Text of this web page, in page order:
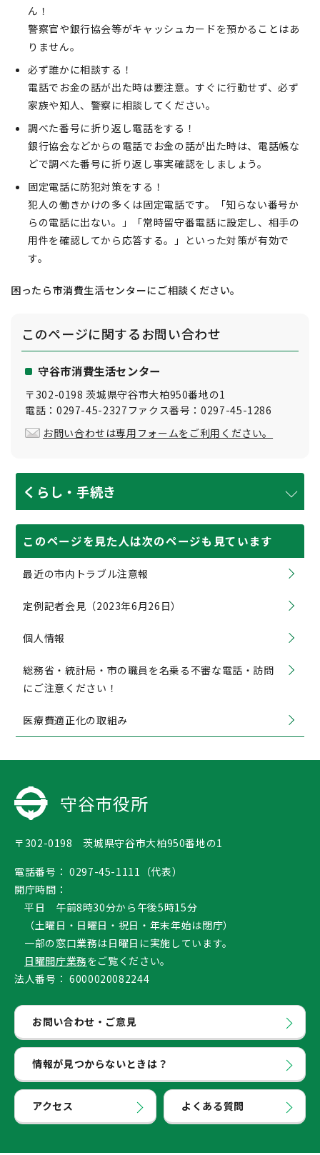
ん！
警察官や銀行協会等がキャッシュカードを預かることはあ
りません。
必ず誰かに相談する！
電話でお金の話が出た時は要注意。すぐに行動せず、必ず
家族や知人、警察に相談してください。
調べた番号に折り返し電話をする！
銀行協会などからの電話でお金の話が出た時は、電話帳な
どで調べた番号に折り返し事実確認をしましょう。
固定電話に防犯対策をする！
犯人の働きかけの多くは固定電話です。「知らない番号か
らの電話に出ない。」「常時留守番電話に設定し、相手の
用件を確認してから応答する。」といった対策が有効で
す。
困ったら市消費生活センターにご相談ください。
このページに関するお問い合わせ
守谷市消費生活センター
〒302-0198 茨城県守谷市大柏950番地の1
電話：0297-45-2327ファクス番号：0297-45-1286
お問い合わせは専用フォームをご利用ください。
くらし・手続き
このページを見た人は次のページも見ています
最近の市内トラブル注意報
定例記者会見（2023年6月26日）
個人情報
総務省・統計局・市の職員を名乗る不審な電話・訪問
にご注意ください！
医療費適正化の取組み
守谷市役所
〒302-0198 茨城県守谷市大柏950番地の1
電話番号： 0297-45-1111（代表）
開庁時間：
平日 午前8時30分から午後5時15分
（土曜日・日曜日・祝日・年末年始は閉庁）
一部の窓口業務は日曜日に実施しています。
日曜開庁業務をご覧ください。
法人番号： 6000020082244
お問い合わせ・ご意見
情報が見つからないときは？
アクセス よくある質問